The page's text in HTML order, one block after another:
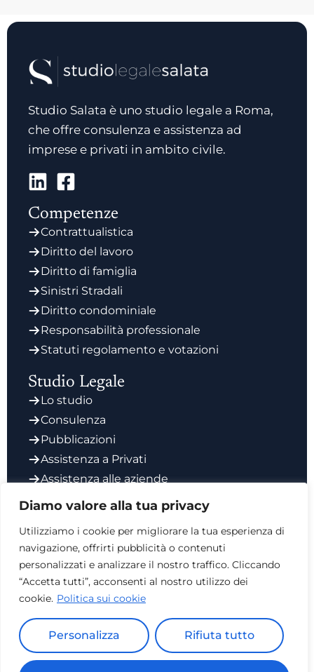
Diamo valore alla tua privacy
Utilizziamo i cookie per migliorare la tua esperienza di
navigazione, offrirti pubblicità o contenuti
personalizzati e analizzare il nostro traffico. Cliccando
“Accetta tutti”, acconsenti al nostro utilizzo dei
cookie. Politica sui cookie
Personalizza Rifiuta tutto
Studio Salata è uno studio legale a Roma,
che offre consulenza e assistenza ad
imprese e privati in ambito civile.
Competenze
Contrattualistica
Diritto del lavoro
Diritto di famiglia
Sinistri Stradali
Diritto condominiale
Responsabilità professionale
Statuti regolamento e votazioni
Studio Legale
Lo studio
Consulenza
Pubblicazioni
Assistenza a Privati
Assistenza alle aziende
Codice Etico degli Avvocati
Contatti
Via Giorgio Vasari 6, 00196
info@studiosalata.it
0689418992
0689418993
Studio Legale Roma – Avvocato Aurelio Salata -
Via Giorgio Vasari 6, 00196 - 11735991009